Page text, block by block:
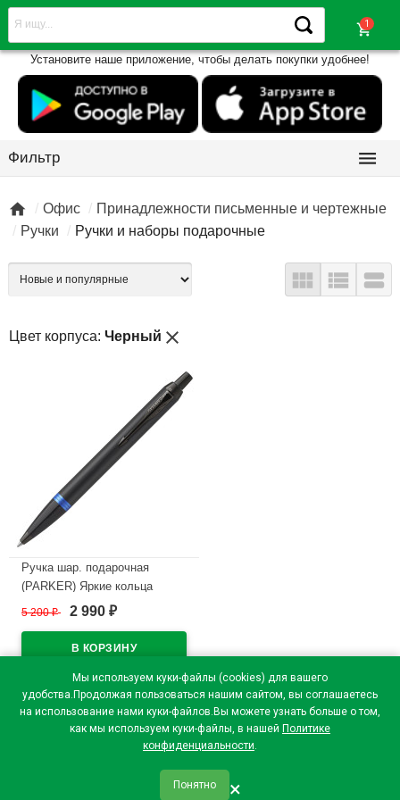
Мы используем куки-файлы (cookies) для вашего
удобства.Продолжая пользоваться нашим сайтом, вы соглашаетесь
на использование нами куки-файлов.Вы можете узнать больше о том,
как мы используем куки-файлы, в нашей Политике
конфиденциальности.
Понятно ×
shopping_cart
Установите наше приложение, чтобы делать покупки удобнее!
Фильтр 
 Офис
Принадлежности письменные и чертежные
Ручки
Ручки и наборы подарочные
  
Цвет корпуса: Черный close
Ручка шар. подарочная
(PARKER) Яркие кольца
(Vibrant Rings) K315, черный
арт.1846261/2172941
В наличии
5 200₽ 2 990 ₽